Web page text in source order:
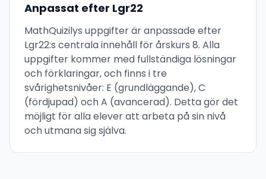
Anpassat efter Lgr22
MathQuizilys uppgifter är anpassade efter
Lgr22:s centrala innehåll för årskurs 8. Alla
uppgifter kommer med fullständiga lösningar
och förklaringar, och finns i tre
svårighetsnivåer: E (grundläggande), C
(fördjupad) och A (avancerad). Detta gör det
möjligt för alla elever att arbeta på sin nivå
och utmana sig själva.